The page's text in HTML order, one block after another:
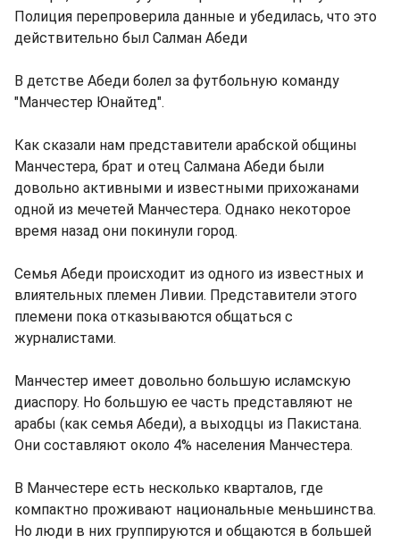
Полиция перепроверила данные и убедилась, что это
действительно был Салман Абеди
В детстве Абеди болел за футбольную команду
"Манчестер Юнайтед".
Как сказали нам представители арабской общины
Манчестера, брат и отец Салмана Абеди были
довольно активными и известными прихожанами
одной из мечетей Манчестера. Однако некоторое
время назад они покинули город.
Семья Абеди происходит из одного из известных и
влиятельных племен Ливии. Представители этого
племени пока отказываются общаться с
журналистами.
Манчестер имеет довольно большую исламскую
диаспору. Но большую ее часть представляют не
арабы (как семья Абеди), а выходцы из Пакистана.
Они составляют около 4% населения Манчестера.
В Манчестере есть несколько кварталов, где
компактно проживают национальные меньшинства.
Но люди в них группируются и общаются в большей